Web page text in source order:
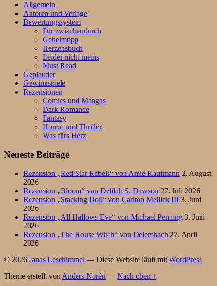
Allgemein
Autoren und Verlage
Bewertungssystem
Für zwischendurch
Geheimtipp
Herzensbuch
Leider nicht meins
Must Read
Geplauder
Gewinnspiele
Rezensionen
Comics und Mangas
Dark Romance
Fantasy
Horror und Thriller
Was fürs Herz
Neueste Beiträge
Rezension „Red Star Rebels“ von Amie Kaufmann 2. August
2026
Rezension „Bloom“ von Delilah S. Dawson 27. Juli 2026
Rezension „Stacking Doll“ von Carlton Mellick III 3. Juni
2026
Rezension „All Hallows Eve“ von Michael Penning 3. Juni
2026
Rezension „The House Witch“ von Delemhach 27. April
2026
© 2026 Janas Lesehimmel — Diese Website läuft mit WordPress
Theme erstellt von Anders Norén — Nach oben ↑